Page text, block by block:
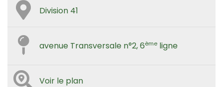
Division 41
avenue Transversale n°2, 6ème ligne
Voir le plan